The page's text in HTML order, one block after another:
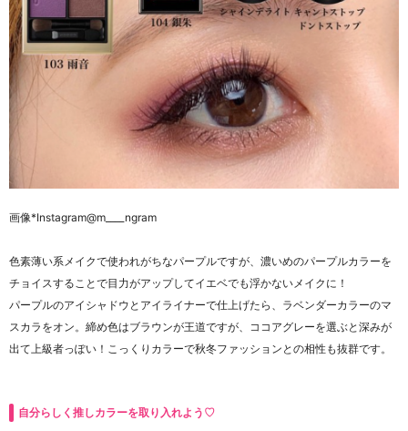
画像*Instagram@m____ngram
色素薄い系メイクで使われがちなパープルですが、濃いめのパープルカラーを
チョイスすることで目力がアップしてイエベでも浮かないメイクに！
パープルのアイシャドウとアイライナーで仕上げたら、ラベンダーカラーのマ
スカラをオン。 締め色はブラウンが王道ですが、ココアグレーを選ぶと深みが
出て上級者っぽい！ こっくりカラーで秋冬ファッションとの相性も抜群です。
自分らしく推しカラーを取り入れよう♡